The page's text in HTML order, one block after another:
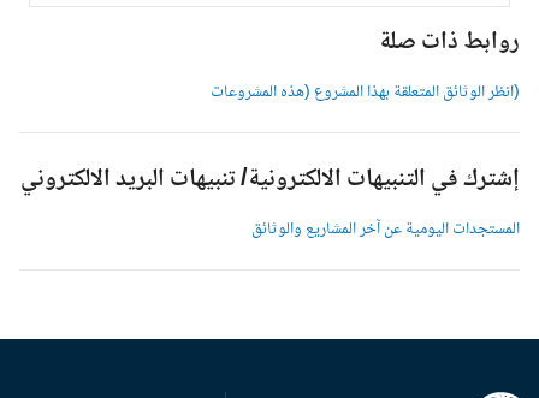
روابط ذات صلة
(انظر الوثائق المتعلقة بهذا المشروع (هذه المشروعات
إشترك في التنبيهات الالكترونية/ تنبيهات البريد الالكتروني
المستجدات اليومية عن آخر المشاريع والوثائق